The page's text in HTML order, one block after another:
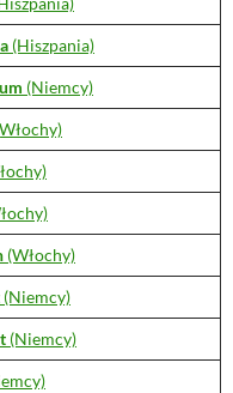
(Hiszpania)
(Niemcy)
(Włochy)
(Niemcy)
(Niemcy)